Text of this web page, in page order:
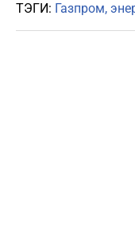
ТЭГИ: Газпром